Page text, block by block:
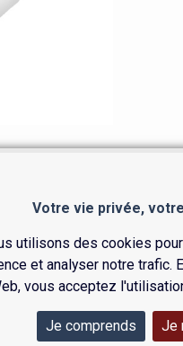
Votre vie privée,
utilisons des cookies
et analyser notre trafic.
vous acceptez
Je comprends Je
une